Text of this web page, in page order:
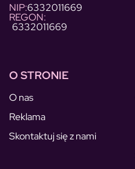
NIP:6332011669
REGON:
6332011669
O STRONIE
O nas
Reklama
Skontaktuj się z nami